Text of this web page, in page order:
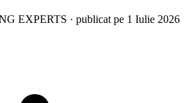
EXPERTS · publicat pe 1 Iulie 2026